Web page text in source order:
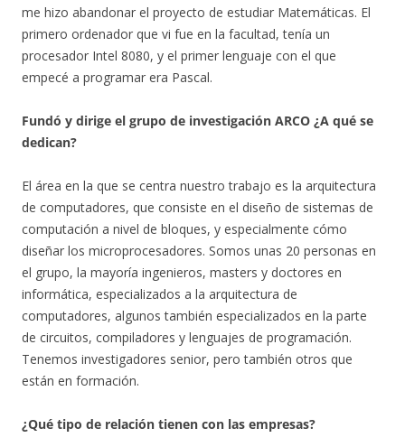
me hizo abandonar el proyecto de estudiar Matemáticas. El
primero ordenador que vi fue en la facultad, tenía un
procesador Intel 8080, y el primer lenguaje con el que
empecé a programar era Pascal.
Fundó y dirige el grupo de investigación ARCO ¿A qué se
dedican?
El área en la que se centra nuestro trabajo es la arquitectura
de computadores, que consiste en el diseño de sistemas de
computación a nivel de bloques, y especialmente cómo
diseñar los microprocesadores. Somos unas 20 personas en
el grupo, la mayoría ingenieros, masters y doctores en
informática, especializados a la arquitectura de
computadores, algunos también especializados en la parte
de circuitos, compiladores y lenguajes de programación.
Tenemos investigadores senior, pero también otros que
están en formación.
¿Qué tipo de relación tienen con las empresas?